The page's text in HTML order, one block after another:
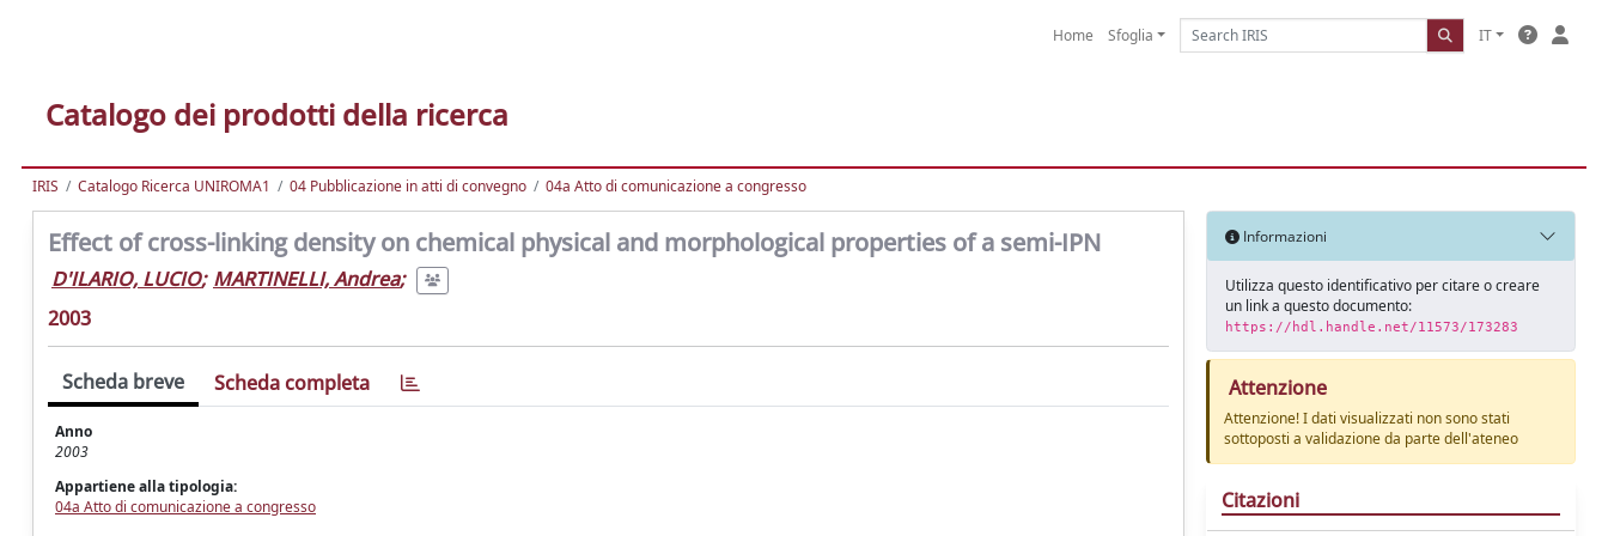
Home Sfoglia IT
Catalogo dei prodotti della ricerca
IRIS Catalogo Ricerca UNIROMA1 04 Pubblicazione in atti di convegno 04a Atto di comunicazione a congresso
Effect of cross-linking density on chemical physical and morphological properties of a semi-IPN
D'ILARIO, LUCIO; MARTINELLI, Andrea;
2003
Scheda breve Scheda completa
Anno
2003
Appartiene alla tipologia:
04a Atto di comunicazione a congresso
Informazioni
Utilizza questo identificativo per citare o creare
un link a questo documento:
https://hdl.handle.net/11573/173283
Attenzione
Attenzione! I dati visualizzati non sono stati
sottoposti a validazione da parte dell'ateneo
Citazioni